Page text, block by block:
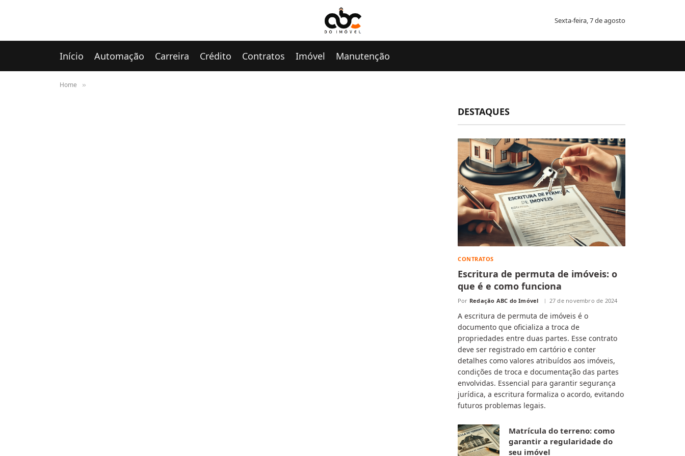
Sexta-feira, 7 de agosto
Início Automação Carreira Crédito Contratos Imóvel Manutenção
Home »
DESTAQUES
CONTRATOS
Escritura de permuta de imóveis: o
que é e como funciona
Por Redação ABC do Imóvel 27 de novembro de 2024
A escritura de permuta de imóveis é o
documento que oficializa a troca de
propriedades entre duas partes. Esse contrato
deve ser registrado em cartório e conter
detalhes como valores atribuídos aos imóveis,
condições de troca e documentação das partes
envolvidas. Essencial para garantir segurança
jurídica, a escritura formaliza o acordo, evitando
futuros problemas legais.
Matrícula do terreno: como
garantir a regularidade do
seu imóvel